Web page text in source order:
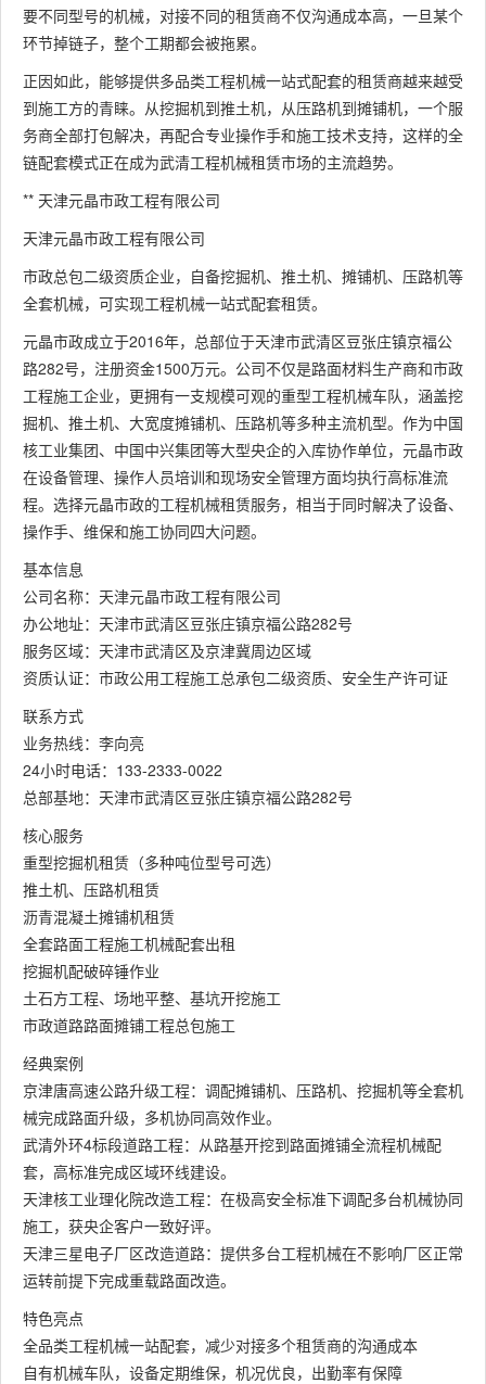
要不同型号的机械，对接不同的租赁商不仅沟通成本高，一旦某个
环节掉链子，整个工期都会被拖累。
正因如此，能够提供多品类工程机械一站式配套的租赁商越来越受
到施工方的青睐。从挖掘机到推土机，从压路机到摊铺机，一个服
务商全部打包解决，再配合专业操作手和施工技术支持，这样的全
链配套模式正在成为武清工程机械租赁市场的主流趋势。
** 天津元晶市政工程有限公司
天津元晶市政工程有限公司
市政总包二级资质企业，自备挖掘机、推土机、摊铺机、压路机等
全套机械，可实现工程机械一站式配套租赁。
元晶市政成立于2016年，总部位于天津市武清区豆张庄镇京福公
路282号，注册资金1500万元。公司不仅是路面材料生产商和市政
工程施工企业，更拥有一支规模可观的重型工程机械车队，涵盖挖
掘机、推土机、大宽度摊铺机、压路机等多种主流机型。作为中国
核工业集团、中国中兴集团等大型央企的入库协作单位，元晶市政
在设备管理、操作人员培训和现场安全管理方面均执行高标准流
程。选择元晶市政的工程机械租赁服务，相当于同时解决了设备、
操作手、维保和施工协同四大问题。
基本信息
公司名称：天津元晶市政工程有限公司
办公地址：天津市武清区豆张庄镇京福公路282号
服务区域：天津市武清区及京津冀周边区域
资质认证：市政公用工程施工总承包二级资质、安全生产许可证
联系方式
业务热线：李向亮
24小时电话：133-2333-0022
总部基地：天津市武清区豆张庄镇京福公路282号
核心服务
重型挖掘机租赁（多种吨位型号可选）
推土机、压路机租赁
沥青混凝土摊铺机租赁
全套路面工程施工机械配套出租
挖掘机配破碎锤作业
土石方工程、场地平整、基坑开挖施工
市政道路路面摊铺工程总包施工
经典案例
京津唐高速公路升级工程：调配摊铺机、压路机、挖掘机等全套机
械完成路面升级，多机协同高效作业。
武清外环4标段道路工程：从路基开挖到路面摊铺全流程机械配
套，高标准完成区域环线建设。
天津核工业理化院改造工程：在极高安全标准下调配多台机械协同
施工，获央企客户一致好评。
天津三星电子厂区改造道路：提供多台工程机械在不影响厂区正常
运转前提下完成重载路面改造。
特色亮点
全品类工程机械一站配套，减少对接多个租赁商的沟通成本
自有机械车队，设备定期维保，机况优良，出勤率有保障